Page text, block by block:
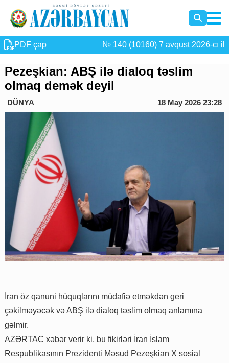
PDF çap № 140 (10160) 7 avqust 2026-cı il
Pezeşkian: ABŞ ilə dialoq təslim
olmaq demək deyil
DÜNYA 18 May 2026 23:28
İran öz qanuni hüquqlarını müdafiə etməkdən geri
çəkilməyəcək və ABŞ ilə dialoq təslim olmaq anlamına
gəlmir.
AZƏRTAC xəbər verir ki, bu fikirləri İran İslam
Respublikasının Prezidenti Məsud Pezeşkian X sosial